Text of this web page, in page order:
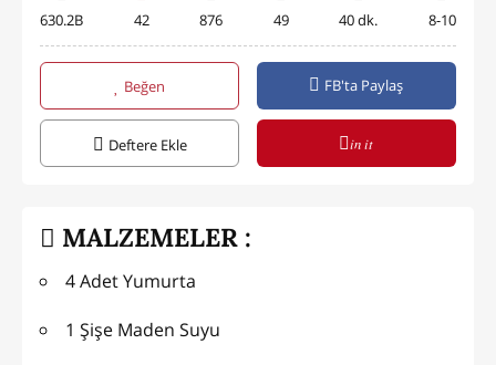
630.2B 42 876 49 40 dk. 8-10
Beğen FB'ta Paylaş
Deftere Ekle in it
MALZEMELER :
4 Adet Yumurta
1 Şişe Maden Suyu